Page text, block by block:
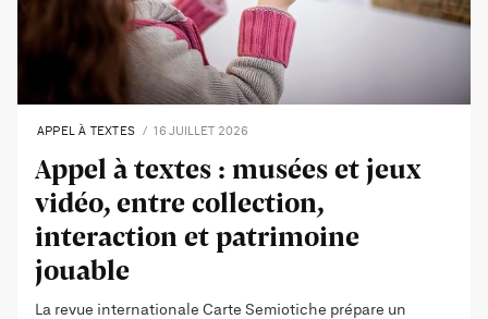
APPEL À TEXTES 16 JUILLET 2026
Appel à textes : musées et jeux
vidéo, entre collection,
interaction et patrimoine
jouable
La revue internationale Carte Semiotiche prépare un